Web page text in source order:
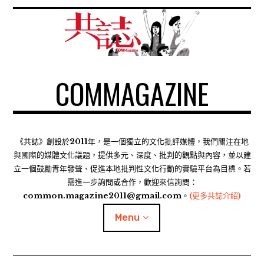
COMMAGAZINE
《共誌》創設於2011年，是一個獨立的文化批評媒體，我們關注在地
與國際的媒體文化議題，提供多元、深度、批判的觀點與內容，並以建
立一個鼓勵青年發聲、促進本地批判性文化行動的實驗平台為目標。若
需進一步詢問或合作，歡迎來信詢問：
common.magazine2011@gmail.com。 (更多共誌介紹)
Menu